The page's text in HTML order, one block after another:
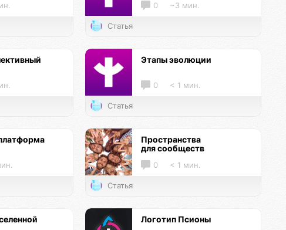
0 ~3 мин.
Статья
Этапы эволюции
0 < 1 мин.
Статья
Пространства
для сообществ
0 < 1 мин.
Статья
Логотип Псионы